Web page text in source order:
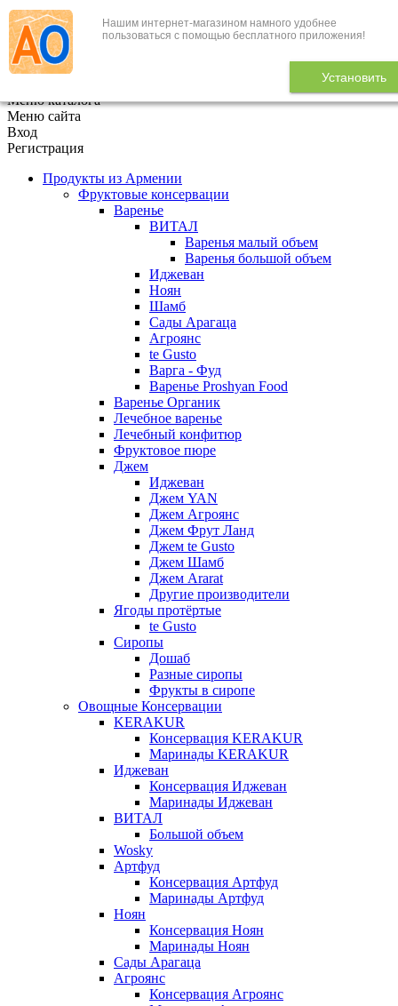
Нашим интернет-магазином намного удобнее
пользоваться с помощью бесплатного приложения!
Установить
+7 (495) 646-888-1
В корзине 0
Меню каталога
Меню сайта
Вход
Регистрация
Продукты из Армении
Фруктовые консервации
Варенье
ВИТАЛ
Варенья малый объем
Варенья большой объем
Иджеван
Ноян
Шамб
Сады Арагаца
Агроянс
te Gusto
Варга - Фуд
Варенье Proshyan Food
Варенье Органик
Лечебное варенье
Лечебный конфитюр
Фруктовое пюре
Джем
Иджеван
Джем YAN
Джем Агроянс
Джем Фрут Ланд
Джем te Gusto
Джем Шамб
Джем Ararat
Другие производители
Ягоды протёртые
te Gusto
Сиропы
Дошаб
Разные сиропы
Фрукты в сиропе
Овощные Консервации
KERAKUR
Консервация KERAKUR
Маринады KERAKUR
Иджеван
Консервация Иджеван
Маринады Иджеван
ВИТАЛ
Большой объем
Wosky
Артфуд
Консервация Артфуд
Маринады Артфуд
Ноян
Консервация Ноян
Маринады Ноян
Сады Арагаца
Агроянс
Консервация Агроянс